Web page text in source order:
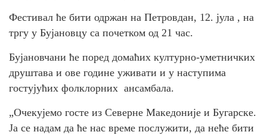
Фестивал ће бити одржан на Петровдан, 12. јула , на
тргу у Бујановцу са почетком од 21 час.
Бујановчани ће поред домаћих културно-уметничких
друштава и ове године уживати и у наступима
гостујућих фолклорних ансамбала.
„Очекујемо госте из Северне Македоније и Бугарске.
Ја се надам да ће нас време послужити, да неће бити